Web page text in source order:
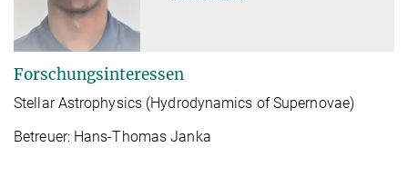
Forschungsinteressen
Stellar Astrophysics (Hydrodynamics of Supernovae)
Betreuer: Hans-Thomas Janka